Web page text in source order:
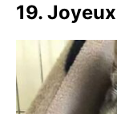
19.